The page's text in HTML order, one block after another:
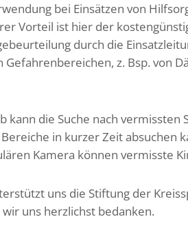
bei Einsätzen von
Vorteil ist hier der
durch die
z. Bsp. von
kann die Suche nach
in kurzer Zeit absuchen
Kamera können vermisste
uns die Stiftung der
uns herzlichst bedanken.